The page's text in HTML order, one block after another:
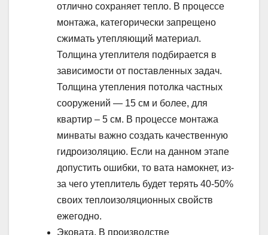
отлично сохраняет тепло. В процессе
монтажа, категорически запрещено
сжимать утепляющий материал.
Толщина утеплителя подбирается в
зависимости от поставленных задач.
Толщина утепления потолка частных
сооружений — 15 см и более, для
квартир – 5 см. В процессе монтажа
минваты важно создать качественную
гидроизоляцию. Если на данном этапе
допустить ошибки, то вата намокнет, из-
за чего утеплитель будет терять 40-50%
своих теплоизоляционных свойств
ежегодно.
Эковата. В производстве